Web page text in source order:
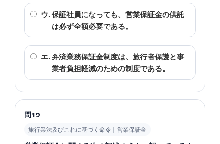
ウ.保証社員になっても、営業保証金の供託
は必ず全額必要である。
エ.弁済業務保証金制度は、旅行者保護と事
業者負担軽減のための制度である。
問19
旅行業法及びこれに基づく命令｜営業保証金